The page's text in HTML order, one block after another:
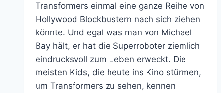
Transformers einmal eine ganze Reihe von
Hollywood Blockbustern nach sich ziehen
könnte. Und egal was man von Michael
Bay hält, er hat die Superroboter ziemlich
eindrucksvoll zum Leben erweckt. Die
meisten Kids, die heute ins Kino stürmen,
um Transformers zu sehen, kennen